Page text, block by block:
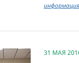
информация
31 МАЯ